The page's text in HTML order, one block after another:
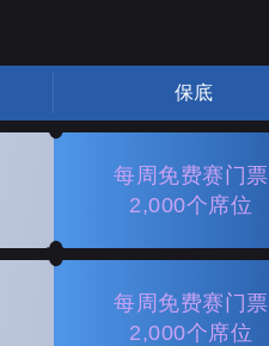
保底
每周免费赛门票
2,000个席位
每周免费赛门票
2,000个席位